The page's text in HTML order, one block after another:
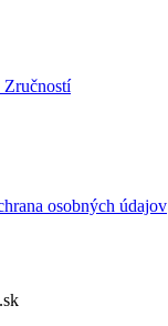
Zručností
osobných údajov